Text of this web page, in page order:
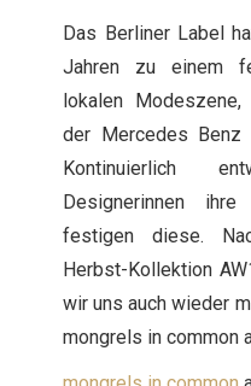
Das Berliner Label
Jahren zu einem
lokalen
der Mercedes Benz
Kontinuierlich
Designerinnen
festigen diese.
Herbst-Kollektion
wir uns auch wieder
mongrels in common